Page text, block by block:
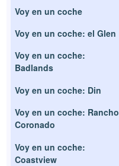
Voy en un coche
Voy en un coche: el Glen
Voy en un coche:
Badlands
Voy en un coche: Din
Voy en un coche: Rancho
Coronado
Voy en un coche:
Coastview